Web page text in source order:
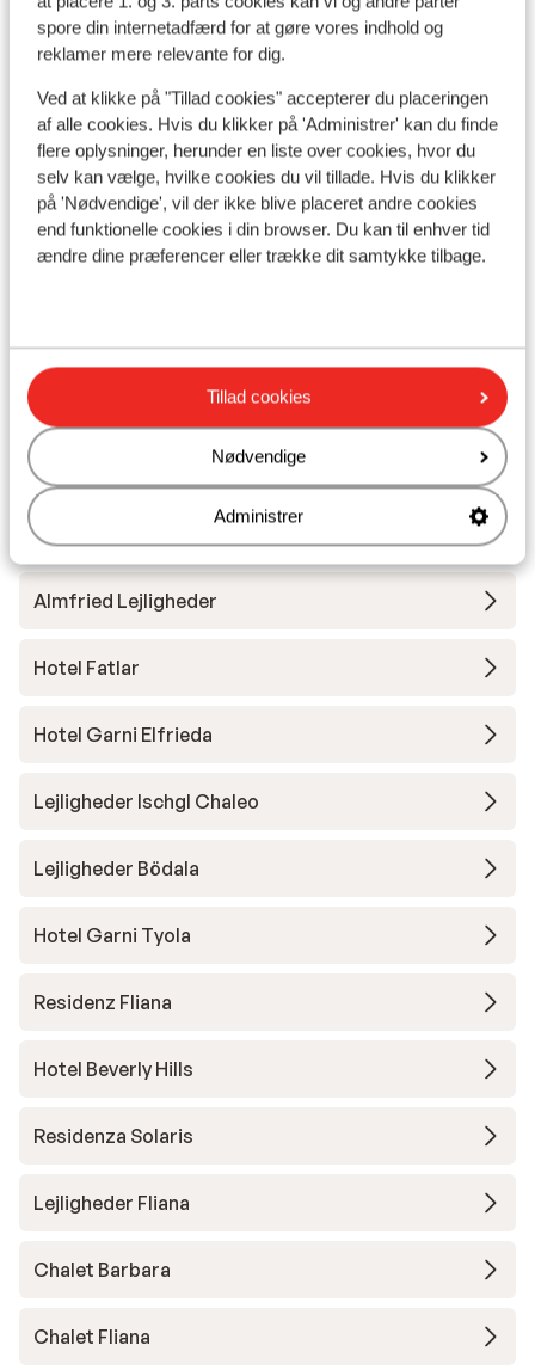
spore din internetadfærd for at gøre vores indhold og
reklamer mere relevante for dig.
Ved at klikke på "Tillad cookies" accepterer du placeringen
af alle cookies. Hvis du klikker på 'Administrer' kan du finde
flere oplysninger, herunder en liste over cookies, hvor du
selv kan vælge, hvilke cookies du vil tillade. Hvis du klikker
på 'Nødvendige', vil der ikke blive placeret andre cookies
end funktionelle cookies i din browser. Du kan til enhver tid
ændre dine præferencer eller trække dit samtykke tilbage.
Tillad cookies
Nødvendige
Administrer
Afstand til skipiste ca. 500 meter
Afstand til skilift fimbabahn: ca. 500 meter
Afstand til nærmeste kiosk ca. 500 meter
Liftkort/skileje/undervisning
Liftkort
Undervisning
Andre overnatningssteder i Ischgl
Hotel Fliana
Hotel Alpina Ischgl
Almfried Lejligheder
Hotel Fatlar
Hotel Garni Elfrieda
Lejligheder Ischgl Chaleo
Lejligheder Bödala
Hotel Garni Tyola
Residenz Fliana
Hotel Beverly Hills
Residenza Solaris
Lejligheder Fliana
Chalet Barbara
Chalet Fliana